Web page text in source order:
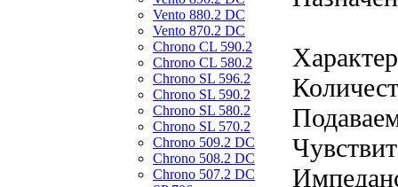
Vento 880.2 DС
Vento 870.2 DС
Chrono CL 590.2
Chrono CL 580.2
Chrono SL 596.2
Chrono SL 590.2
Chrono SL 580.2
Chrono SL 570.2
Chrono 509.2 DC
Chrono 508.2 DC
Chrono 507.2 DC